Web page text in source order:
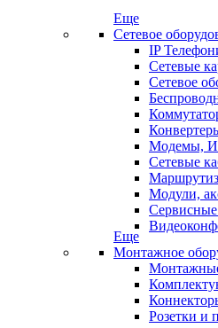
Еще
Сетевое
IP
Сетевые
Сетевое
Модемы,
Сетевые
Модули,
Еще
Монтажное
Розетки и